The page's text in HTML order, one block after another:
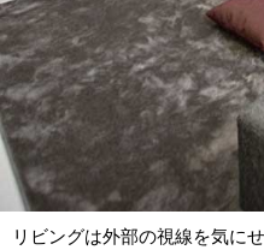
リビングは外部の視線を気に